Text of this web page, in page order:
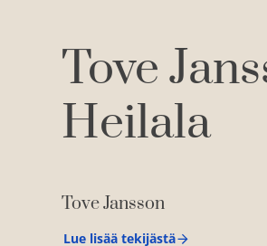
Tove
Heilala
Tove Jansson
Lue lisää tekijästä